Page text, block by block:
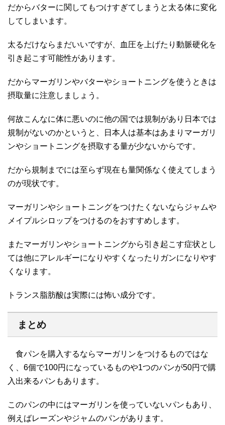
だからバターに関してもつけすぎてしまうと太る体に変化
してしまいます。
太るだけならまだいいですが、血圧を上げたり動脈硬化を
引き起こす可能性があります。
だからマーガリンやバターやショートニングを使うときは
摂取量に注意しましょう。
何故こんなに体に悪いのに他の国では規制があり日本では
規制がないのかというと、日本人は基本はあまりマーガリ
ンやショートニングを摂取する量が少ないからです。
だから規制までには至らず現在も量関係なく使えてしまう
のが現状です。
マーガリンやショートニングをつけたくないならジャムや
メイプルシロップをつけるのをおすすめします。
またマーガリンやショートニングから引き起こす症状とし
ては他にアレルギーになりやすくなったりガンになりやす
くなります。
トランス脂肪酸は実際には怖い成分です。
まとめ
食パンを購入するならマーガリンをつけるものではな
く、6個で100円になっているものや1つのパンが50円で購
入出来るパンもあります。
このパンの中にはマーガリンを使っていないパンもあり、
例えばレーズンやジャムのパンがあります。